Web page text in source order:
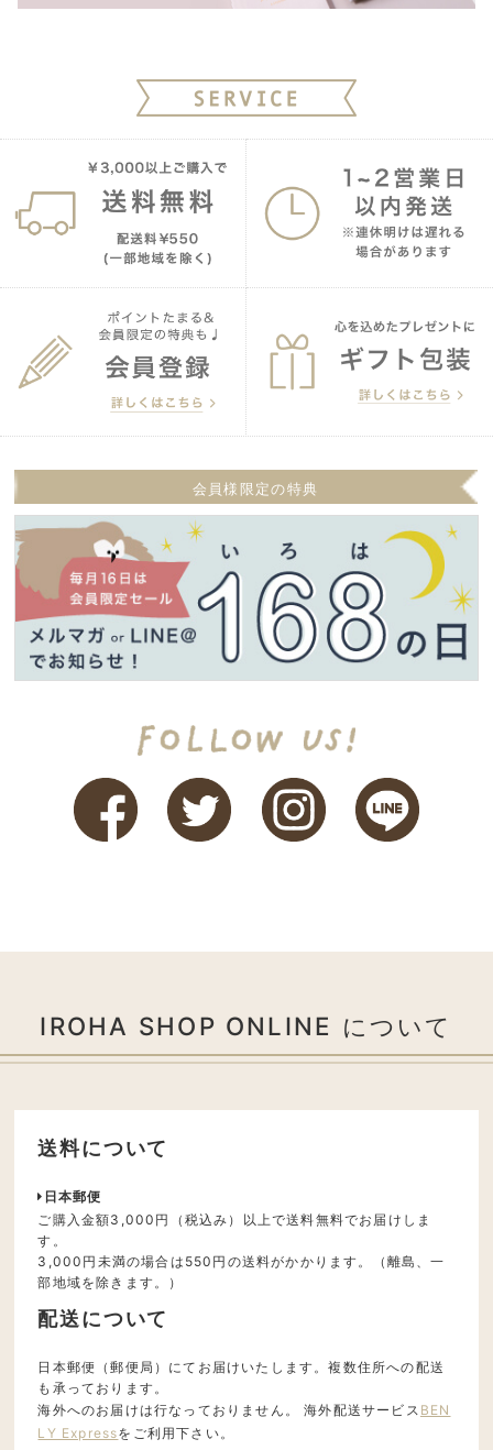
会員様限定の特典
IROHA SHOP ONLINE について
送料について
日本郵便
ご購入金額3,000円（税込み）以上で送料無料でお届けしま
す。
3,000円未満の場合は550円の送料がかかります。（離島、一
部地域を除きます。）
配送について
日本郵便（郵便局）にてお届けいたします。複数住所への配送
も承っております。
海外へのお届けは行なっておりません。 海外配送サービス BEN
LY Expressをご利用下さい。